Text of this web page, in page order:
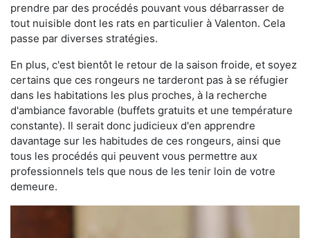
prendre par des procédés pouvant vous débarrasser de
tout nuisible dont les rats en particulier à Valenton. Cela
passe par diverses stratégies.
En plus, c'est bientôt le retour de la saison froide, et soyez
certains que ces rongeurs ne tarderont pas à se réfugier
dans les habitations les plus proches, à la recherche
d'ambiance favorable (buffets gratuits et une température
constante). Il serait donc judicieux d'en apprendre
davantage sur les habitudes de ces rongeurs, ainsi que
tous les procédés qui peuvent vous permettre aux
professionnels tels que nous de les tenir loin de votre
demeure.